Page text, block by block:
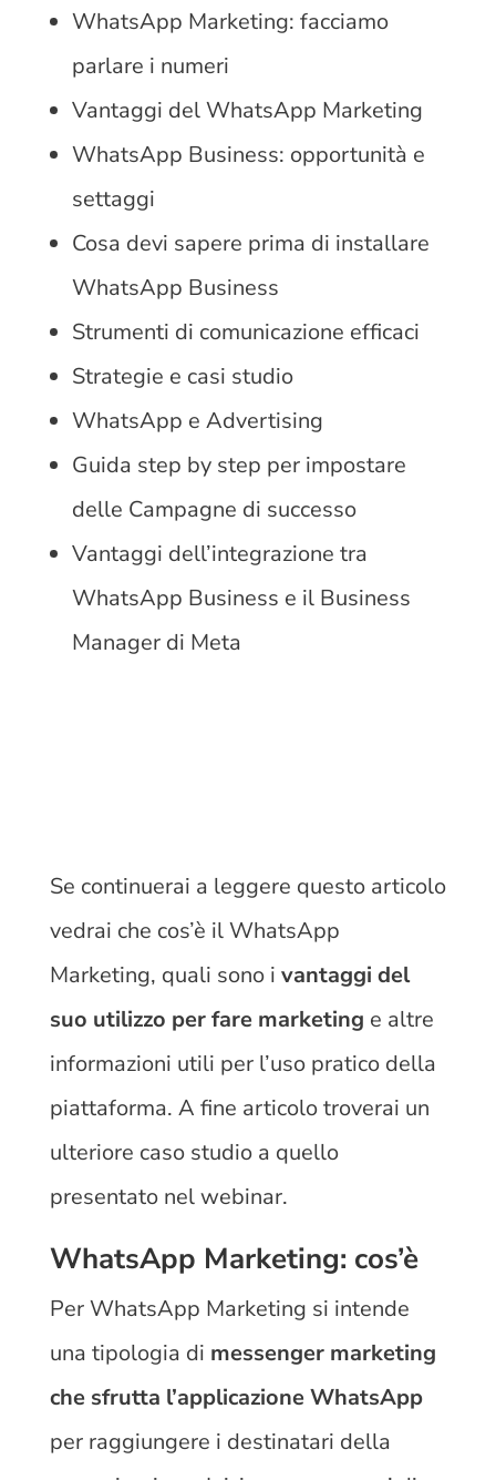
WhatsApp Marketing: facciamo
parlare i numeri
Vantaggi del WhatsApp Marketing
WhatsApp Business: opportunità e
settaggi
Cosa devi sapere prima di installare
WhatsApp Business
Strumenti di comunicazione efficaci
Strategie e casi studio
WhatsApp e Advertising
Guida step by step per impostare
delle Campagne di successo
Vantaggi dell’integrazione tra
WhatsApp Business e il Business
Manager di Meta
Se continuerai a leggere questo articolo
vedrai che cos’è il WhatsApp
Marketing, quali sono i vantaggi del
suo utilizzo per fare marketing e altre
informazioni utili per l’uso pratico della
piattaforma. A fine articolo troverai un
ulteriore caso studio a quello
presentato nel webinar.
WhatsApp Marketing: cos’è
Per WhatsApp Marketing si intende
una tipologia di messenger marketing
che sfrutta l’applicazione WhatsApp
per raggiungere i destinatari della